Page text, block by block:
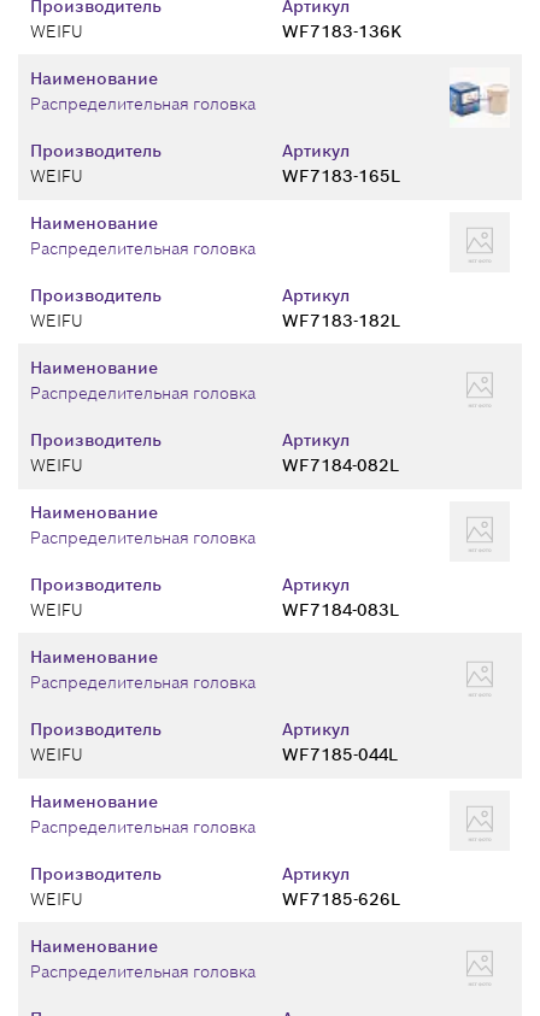
Производитель
WEIFU
Артикул
WF7183-136K
Производитель
WEIFU
Артикул
WF7183-165L
Наименование
Распределительная головка
Производитель
WEIFU
Артикул
WF7183-182L
Наименование
Распределительная головка
Производитель
WEIFU
Артикул
WF7184-082L
Наименование
Распределительная головка
Производитель
WEIFU
Артикул
WF7184-083L
Наименование
Распределительная головка
Производитель
WEIFU
Артикул
WF7185-044L
Наименование
Распределительная головка
Производитель
WEIFU
Артикул
WF7185-626L
Наименование
Распределительная головка
Наименование
Распределительная головка